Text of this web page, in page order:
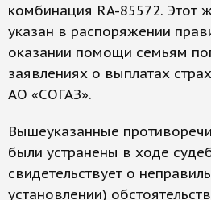
комбинация RA-85572. Этот
указан в распоряжении
оказании помощи семьям
заявлениях о выплатах
АО «СОГАЗ».
Вышеуказанные
были устранены в ходе
свидетельствует о
установлении)